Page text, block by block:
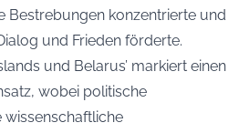
Bestrebungen konzentrierte und
und Frieden förderte.
und Belarus’ markiert einen
wobei politische
wissenschaftliche